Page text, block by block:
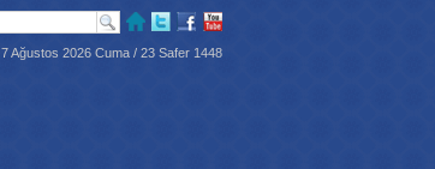
7 Ağustos 2026 Cuma / 23 Safer 1448